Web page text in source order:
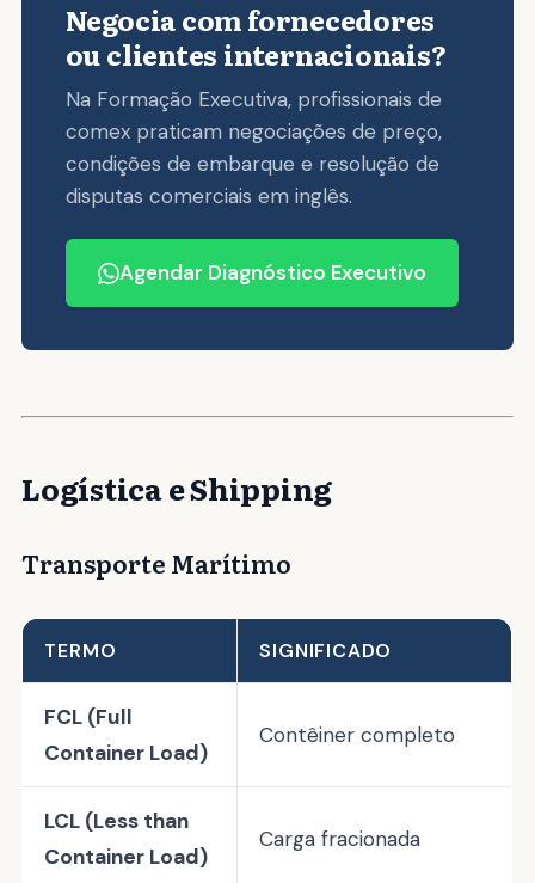
Negocia com fornecedores
ou clientes internacionais?
Na Formação Executiva, profissionais de
comex praticam negociações de preço,
condições de embarque e resolução de
disputas comerciais em inglês.
Agendar Diagnóstico Executivo
Logística e Shipping
Transporte Marítimo
TERMO SIGNIFICADO
FCL (Full
Container Load)
Contêiner completo
LCL (Less than
Container Load)
Carga fracionada